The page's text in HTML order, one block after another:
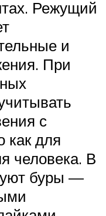
Режущий
и
При
с
как для
человека. В
буры —